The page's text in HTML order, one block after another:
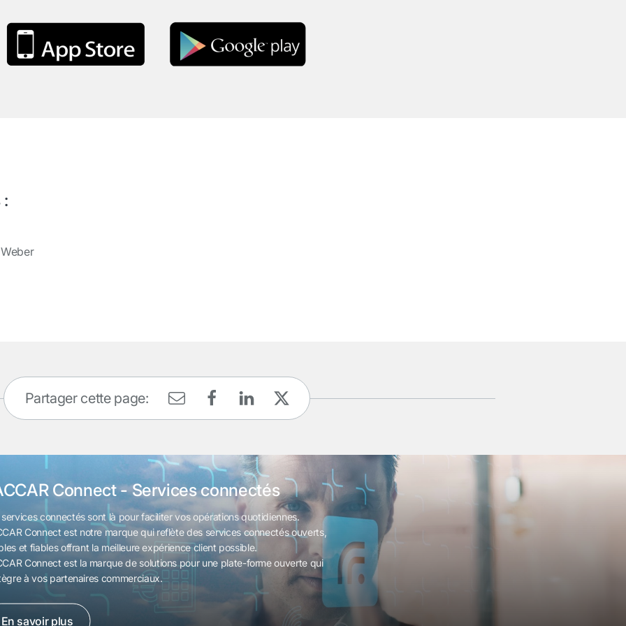
Partager cette page:
Connect - Services connectés
connectés sont là pour faciliter vos opérations quotidiennes.
Connect est notre marque qui reflète des services connectés ouverts,
et fiables offrant la meilleure expérience client possible.
Connect est la marque de solutions pour une plate-forme ouverte qui
à vos partenaires commerciaux.
En savoir plus